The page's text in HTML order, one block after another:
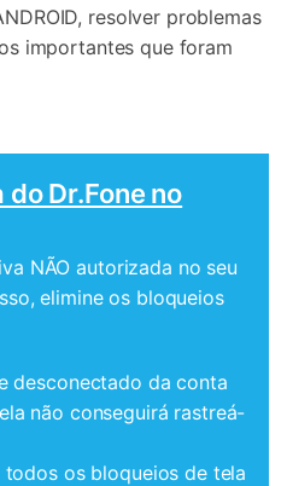
resolver problemas
importantes que foram
Dr.Fone no
NÃO autorizada no seu
elimine os bloqueios
desconectado da conta
não conseguirá rastreá-
todos os bloqueios de tela